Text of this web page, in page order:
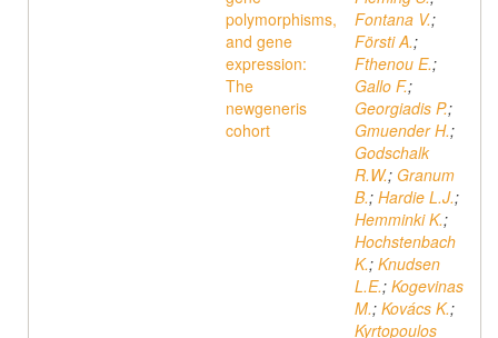
polymorphisms,
and gene
expression:
The
newgeneris
cohort
Fontana V.;
Försti A.;
Fthenou E.;
Gallo F.;
Georgiadis P.;
Gmuender H.;
Godschalk
R.W.; Granum
B.; Hardie L.J.;
Hemminki K.;
Hochstenbach
K.; Knudsen
L.E.; Kogevinas
M.; Kovács K.;
Kyrtopoulos